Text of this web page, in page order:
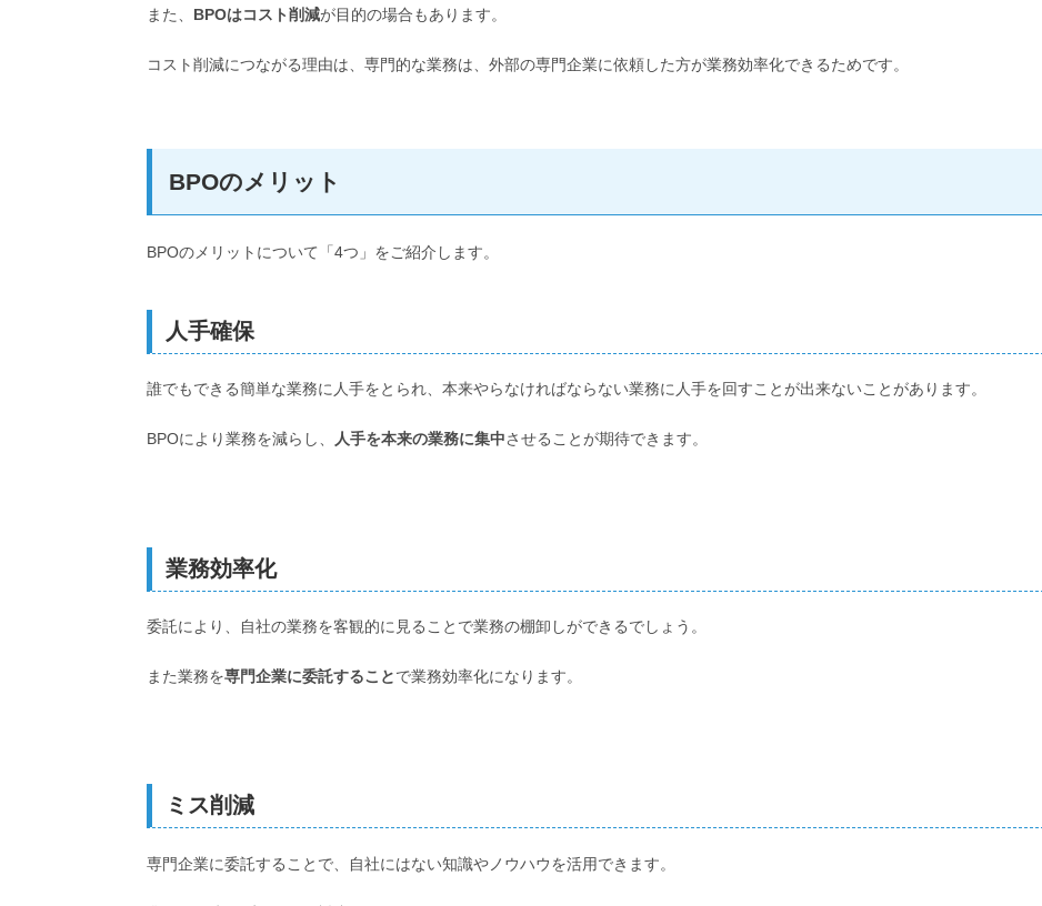
また、 BPOはコスト削減が目的の場合もあります。
コスト削減につながる理由は、専門的な業務は、外部の専門企業に依頼した方が業務効率化できるためです。
BPOのメリット
BPOのメリットについて「4つ」をご紹介します。
人手確保
誰でもできる簡単な業務に人手をとられ、本来やらなければならない業務に人手を回すことが出来ないことがあります。
BPOにより業務を減らし、 人手を本来の業務に集中させることが期待できます。
業務効率化
委託により、自社の業務を客観的に見ることで業務の棚卸しができるでしょう。
また業務を専門企業に委託することで業務効率化になります。
ミス削減
専門企業に委託することで、自社にはない知識やノウハウを活用できます。